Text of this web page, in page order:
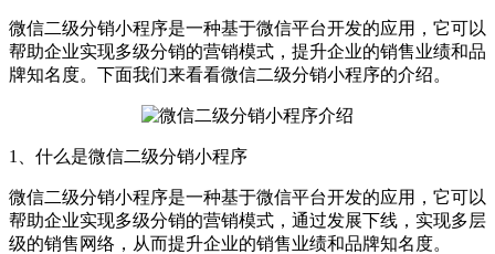
微信二级分销小程序是一种基于微信平台开发的应用，它可以
帮助企业实现多级分销的营销模式，提升企业的销售业绩和品
牌知名度。下面我们来看看微信二级分销小程序的介绍。
1、什么是微信二级分销小程序
微信二级分销小程序是一种基于微信平台开发的应用，它可以
帮助企业实现多级分销的营销模式，通过发展下线，实现多层
级的销售网络，从而提升企业的销售业绩和品牌知名度。